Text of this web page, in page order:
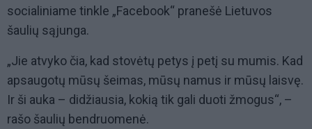
socialiniame tinkle „Facebook“ pranešė Lietuvos
šaulių sąjunga.
„Jie atvyko čia, kad stovėtų petys į petį su mumis. Kad
apsaugotų mūsų šeimas, mūsų namus ir mūsų laisvę.
Ir ši auka – didžiausia, kokią tik gali duoti žmogus“, –
rašo šaulių bendruomenė.